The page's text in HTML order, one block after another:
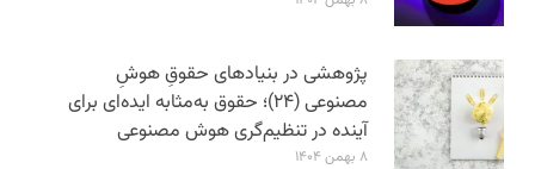
پژوهشی در بنیادهای حقوقِ هوشِ
مصنوعی (۲۴)؛ حقوق به‌مثابه ایده‌ای برای
آینده در تنظیم‌گری هوش مصنوعی
۸ بهمن ۱۴۰۴